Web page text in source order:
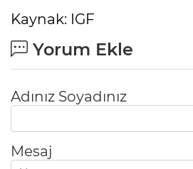
Kaynak: IGF
Yorum Ekle
Adınız Soyadınız
Mesaj